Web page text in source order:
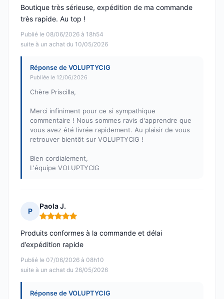
Publié le 08/06/2026 à 18h54
suite à un achat du 10/05/2026
Boutique très sérieuse, expédition de ma commande
très rapide. Au top !
Réponse de VOLUPTYCIG
Publiée le 12/06/2026
Chère Priscilla,
Merci infiniment pour ce si sympathique
commentaire ! Nous sommes ravis d'apprendre que
vous avez été livrée rapidement. Au plaisir de vous
retrouver bientôt sur VOLUPTYCIG !
Bien cordialement,
L'équipe VOLUPTYCIG
P
Paola J.
Note : 5 sur 5
Publié le 07/06/2026 à 08h10
suite à un achat du 26/05/2026
Produits conformes à la commande et délai
d’expédition rapide
Réponse de VOLUPTYCIG